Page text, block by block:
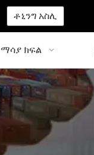
ቶኒንግ አስሊ
ማሳያ ክፍል